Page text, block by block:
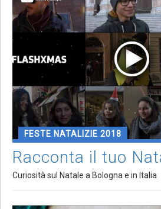
FESTE NATALIZIE 2018
Racconta il tuo
Curiosità sul Natale a Bologna e in Italia